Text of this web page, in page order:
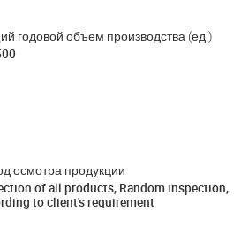
годовой объем производства (ед.)
осмотра продукции
of all products, Random inspection,
to client's requirement